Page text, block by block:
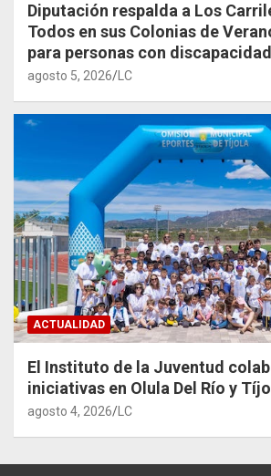
Diputación respalda a Los
Todos en sus Colonias de
para personas con discapacidad
agosto 5, 2026 LC
ACTUALIDAD
El Instituto de la Juventud
iniciativas en Olula Del Río y
agosto 4, 2026 LC